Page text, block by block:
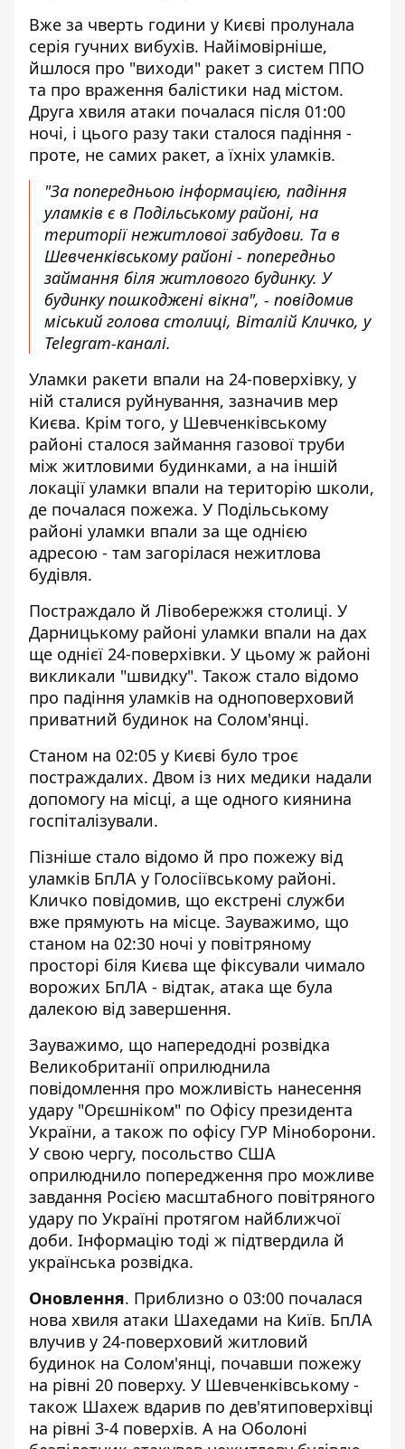
Вже за чверть години у Києві пролунала
серія гучних вибухів. Найімовірніше,
йшлося про "виходи" ракет з систем ППО
та про враження балістики над містом.
Друга хвиля атаки почалася після 01:00
ночі, і цього разу таки сталося падіння -
проте, не самих ракет, а їхніх уламків.
"За попередньою інформацією, падіння
уламків є в Подільському районі, на
території нежитлової забудови. Та в
Шевченківському районі - попередньо
займання біля житлового будинку. У
будинку пошкоджені вікна", - повідомив
міський голова столиці, Віталій Кличко, у
Telegram-каналі.
Уламки ракети впали на 24-поверхівку, у
ній сталися руйнування, зазначив мер
Києва. Крім того, у Шевченківському
районі сталося займання газової труби
між житловими будинками, а на іншій
локації уламки впали на територію школи,
де почалася пожежа. У Подільському
районі уламки впали за ще однією
адресою - там загорілася нежитлова
будівля.
Постраждало й Лівобережжя столиці. У
Дарницькому районі уламки впали на дах
ще однієї 24-поверхівки. У цьому ж районі
викликали "швидку". Також стало відомо
про падіння уламків на одноповерховий
приватний будинок на Солом'янці.
Станом на 02:05 у Києві було троє
постраждалих. Двом із них медики надали
допомогу на місці, а ще одного киянина
госпіталізували.
Пізніше стало відомо й про пожежу від
уламків БпЛА у Голосіївському районі.
Кличко повідомив, що екстрені служби
вже прямують на місце. Зауважимо, що
станом на 02:30 ночі у повітряному
просторі біля Києва ще фіксували чимало
ворожих БпЛА - відтак, атака ще була
далекою від завершення.
Зауважимо, що напередодні розвідка
Великобританії оприлюднила
повідомлення про можливість нанесення
удару "Орєшніком" по Офісу президента
України, а також по офісу ГУР Міноборони.
У свою чергу, посольство США
оприлюднило попередження про можливе
завдання Росією масштабного повітряного
удару по Україні протягом найближчої
доби. Інформацію тоді ж підтвердила й
українська розвідка.
Оновлення. Приблизно о 03:00 почалася
нова хвиля атаки Шахедами на Київ. БпЛА
влучив у 24-поверховий житловий
будинок на Солом'янці, почавши пожежу
на рівні 20 поверху. У Шевченківському -
також Шахеж вдарив по дев'ятиповерхівці
на рівні 3-4 поверхів. А на Оболоні